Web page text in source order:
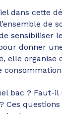
dans cette
de
sensibiliser
donner
elle
bac ? Faut-